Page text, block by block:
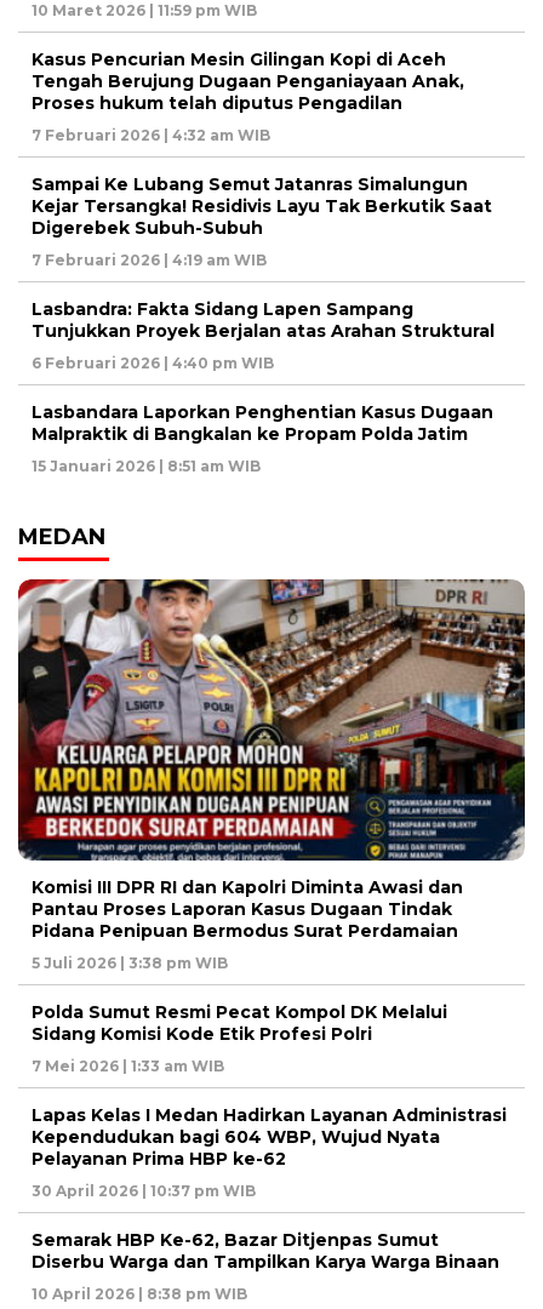
10 Maret 2026 | 11:59 pm WIB
Kasus Pencurian Mesin Gilingan Kopi di Aceh
Tengah Berujung Dugaan Penganiayaan Anak,
Proses hukum telah diputus Pengadilan
7 Februari 2026 | 4:32 am WIB
Sampai Ke Lubang Semut Jatanras Simalungun
Kejar Tersangka! Residivis Layu Tak Berkutik Saat
Digerebek Subuh-Subuh
7 Februari 2026 | 4:19 am WIB
Lasbandra: Fakta Sidang Lapen Sampang
Tunjukkan Proyek Berjalan atas Arahan Struktural
6 Februari 2026 | 4:40 pm WIB
Lasbandara Laporkan Penghentian Kasus Dugaan
Malpraktik di Bangkalan ke Propam Polda Jatim
15 Januari 2026 | 8:51 am WIB
MEDAN
Komisi III DPR RI dan Kapolri Diminta Awasi dan
Pantau Proses Laporan Kasus Dugaan Tindak
Pidana Penipuan Bermodus Surat Perdamaian
5 Juli 2026 | 3:38 pm WIB
Polda Sumut Resmi Pecat Kompol DK Melalui
Sidang Komisi Kode Etik Profesi Polri
7 Mei 2026 | 1:33 am WIB
Lapas Kelas I Medan Hadirkan Layanan Administrasi
Kependudukan bagi 604 WBP, Wujud Nyata
Pelayanan Prima HBP ke-62
30 April 2026 | 10:37 pm WIB
Semarak HBP Ke-62, Bazar Ditjenpas Sumut
Diserbu Warga dan Tampilkan Karya Warga Binaan
10 April 2026 | 8:38 pm WIB